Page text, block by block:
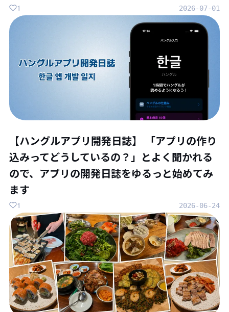
2026-07-01
1
【ハングルアプリ開発日誌】 「アプリの作り
込みってどうしているの？」とよく聞かれる
ので、アプリの開発日誌をゆるっと始めてみ
ます
2026-06-24
1